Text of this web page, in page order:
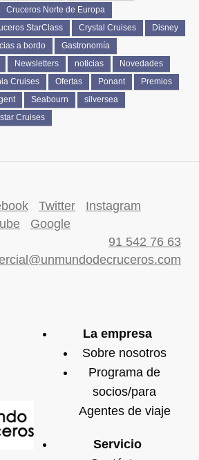
Cruceros Norte de Europa
StarClass Crystal Cruises
Disney
a bordo
Gastronomía
Newsletters noticias
Novedades
Cruises Ofertas Ponant
Premios
Seabourn
silversea
Cruises
Twitter
Instagram
Google
91 542 76 63
La empresa
Sobre nosotros
Programa de
socios/para
Agentes de viaje
Servicio